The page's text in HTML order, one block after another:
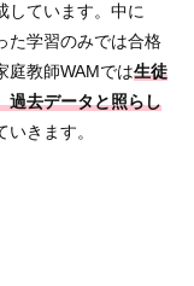
しています。中に
た学習のみでは合格
庭教師WAMでは生徒
過去データと照らし
きます。